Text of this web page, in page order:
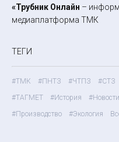
«Трубник Онлайн –
медиаплатформа ТМК
ТЕГИ
#ТМК #ПНТЗ #ЧТПЗ #СТЗ
#ТАГМЕТ
#История
#Производство
#Экология